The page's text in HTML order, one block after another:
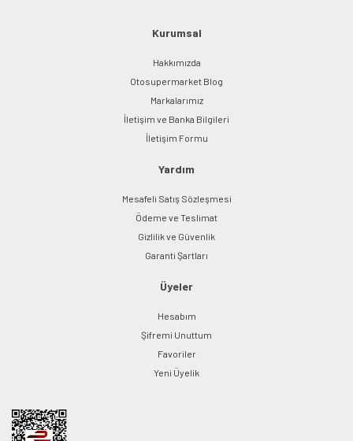
Bu ürüne benzer farklı alternatifler olmalı.
Gönder
Kurumsal
Hakkımızda
Otosupermarket Blog
Markalarımız
İletişim ve Banka Bilgileri
İletişim Formu
Yardım
Mesafeli Satış Sözleşmesi
Ödeme ve Teslimat
Gizlilik ve Güvenlik
Garanti Şartları
Üyeler
Hesabım
Şifremi Unuttum
Favoriler
Yeni Üyelik